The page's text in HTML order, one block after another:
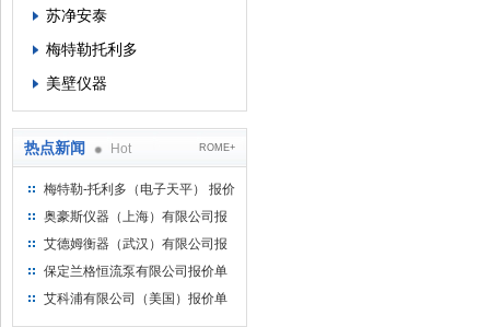
苏净安泰
梅特勒托利多
美壁仪器
热点新闻 Hot ROME+
梅特勒-托利多（电子天平） 报价
单
奥豪斯仪器（上海）有限公司报
价单
艾德姆衡器（武汉）有限公司报
价单
保定兰格恒流泵有限公司报价单
艾科浦有限公司（美国）报价单